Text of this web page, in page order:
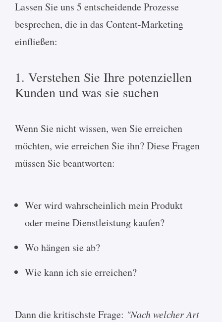
Lassen Sie uns 5 entscheidende Prozesse
besprechen, die in das Content-Marketing
einfließen:
1. Verstehen Sie Ihre potenziellen
Kunden und was sie suchen
Wenn Sie nicht wissen, wen Sie erreichen
möchten, wie erreichen Sie ihn? Diese Fragen
müssen Sie beantworten:
Wer wird wahrscheinlich mein Produkt
oder meine Dienstleistung kaufen?
Wo hängen sie ab?
Wie kann ich sie erreichen?
Dann die kritischste Frage: "Nach welcher Art